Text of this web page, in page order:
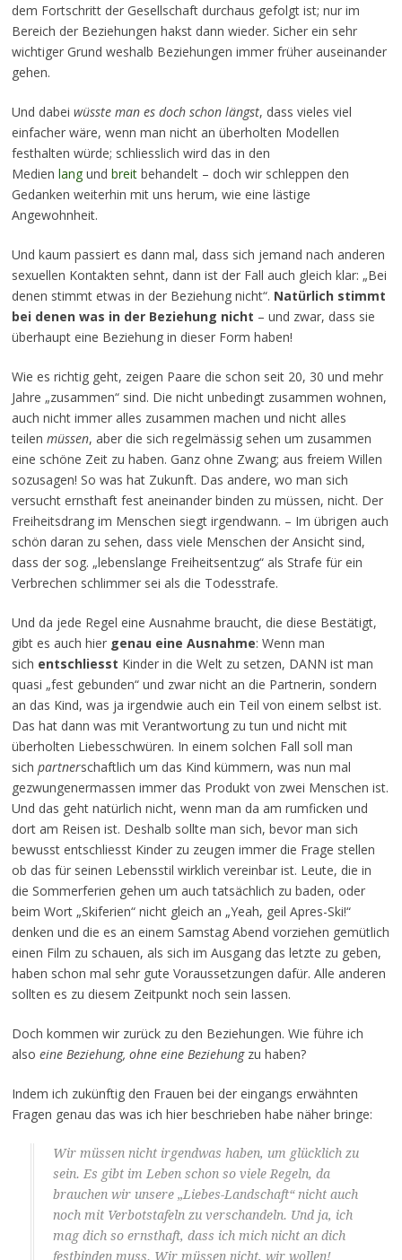
dem Fortschritt der Gesellschaft durchaus gefolgt ist; nur im
Bereich der Beziehungen hakst dann wieder. Sicher ein sehr
wichtiger Grund weshalb Beziehungen immer früher auseinander
gehen.
Und dabei wüsste man es doch schon längst, dass vieles viel
einfacher wäre, wenn man nicht an überholten Modellen
festhalten würde; schliesslich wird das in den
Medien langund breitbehandelt – doch wir schleppen den
Gedanken weiterhin mit uns herum, wie eine lästige
Angewohnheit.
Und kaum passiert es dann mal, dass sich jemand nach anderen
sexuellen Kontakten sehnt, dann ist der Fall auch gleich klar: „Bei
denen stimmt etwas in der Beziehung nicht“. Natürlich stimmt
bei denen was in der Beziehung nicht – und zwar, dass sie
überhaupt eine Beziehung in dieser Form haben!
Wie es richtig geht, zeigen Paare die schon seit 20, 30 und mehr
Jahre „zusammen“ sind. Die nicht unbedingt zusammen wohnen,
auch nicht immer alles zusammen machen und nicht alles
teilen müssen, aber die sich regelmässig sehen um zusammen
eine schöne Zeit zu haben. Ganz ohne Zwang; aus freiem Willen
sozusagen! So was hat Zukunft. Das andere, wo man sich
versucht ernsthaft fest aneinander binden zu müssen, nicht. Der
Freiheitsdrang im Menschen siegt irgendwann. – Im übrigen auch
schön daran zu sehen, dass viele Menschen der Ansicht sind,
dass der sog. „lebenslange Freiheitsentzug“ als Strafe für ein
Verbrechen schlimmer sei als die Todesstrafe.
Und da jede Regel eine Ausnahme braucht, die diese Bestätigt,
gibt es auch hier genau eine Ausnahme: Wenn man
sich entschliesst Kinder in die Welt zu setzen, DANN ist man
quasi „fest gebunden“ und zwar nicht an die Partnerin, sondern
an das Kind, was ja irgendwie auch ein Teil von einem selbst ist.
Das hat dann was mit Verantwortung zu tun und nicht mit
überholten Liebesschwüren. In einem solchen Fall soll man
sich partnerschaftlich um das Kind kümmern, was nun mal
gezwungenermassen immer das Produkt von zwei Menschen ist.
Und das geht natürlich nicht, wenn man da am rumficken und
dort am Reisen ist. Deshalb sollte man sich, bevor man sich
bewusst entschliesst Kinder zu zeugen immer die Frage stellen
ob das für seinen Lebensstil wirklich vereinbar ist. Leute, die in
die Sommerferien gehen um auch tatsächlich zu baden, oder
beim Wort „Skiferien“ nicht gleich an „Yeah, geil Apres-Ski!“
denken und die es an einem Samstag Abend vorziehen gemütlich
einen Film zu schauen, als sich im Ausgang das letzte zu geben,
haben schon mal sehr gute Voraussetzungen dafür. Alle anderen
sollten es zu diesem Zeitpunkt noch sein lassen.
Doch kommen wir zurück zu den Beziehungen. Wie führe ich
also eine Beziehung, ohne eine Beziehungzu haben?
Indem ich zukünftig den Frauen bei der eingangs erwähnten
Fragen genau das was ich hier beschrieben habe näher bringe:
Wir müssen nicht irgendwas haben, um glücklich zu
sein. Es gibt im Leben schon so viele Regeln, da
brauchen wir unsere „Liebes-Landschaft“ nicht auch
noch mit Verbotstafeln zu verschandeln. Und ja, ich
mag dich so ernsthaft, dass ich mich nicht an dich
festbinden muss. Wir müssennicht, wir wollen!